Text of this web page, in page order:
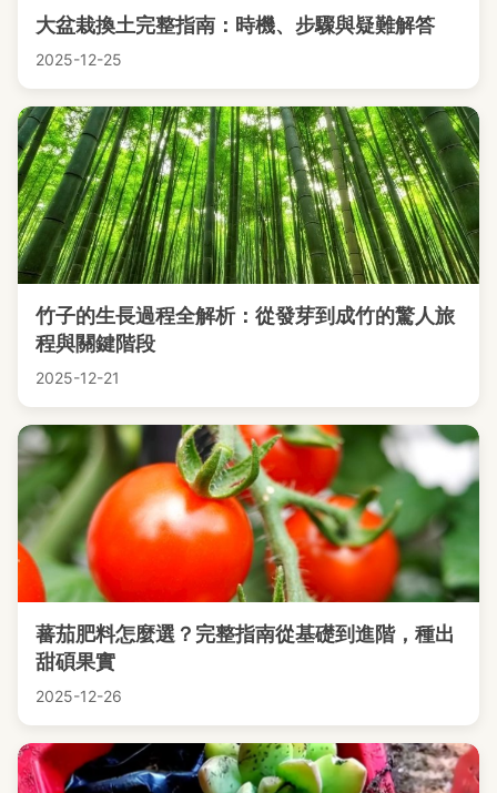
大盆栽換土完整指南：時機、步驟與疑難解答
2025-12-25
竹子的生長過程全解析：從發芽到成竹的驚人旅
程與關鍵階段
2025-12-21
蕃茄肥料怎麼選？完整指南從基礎到進階，種出
甜碩果實
2025-12-26